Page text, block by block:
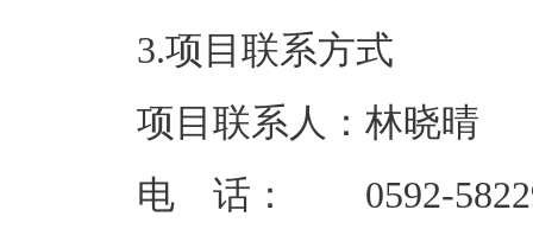
3.项目联系方式
项目联系人：林晓晴
电 话： 0592-